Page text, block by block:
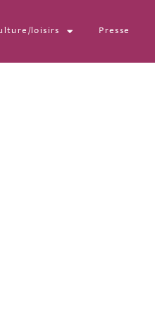
loisirs Presse